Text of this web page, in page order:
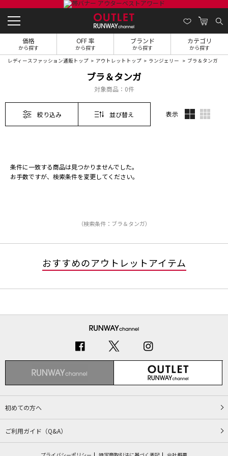
価格
から探す
OFF 率
から探す
ブランド
から探す
カテゴリ
から探す
レディースファッション通販トップ アウトレットトップ ランジェリー ブラ＆タンガ
ブラ＆タンガ
対象商品： 0件
絞り込み 並び替え 表示
条件に一致する商品は見つかりませんでした。
お手数ですが、検索条件を変更してください。
（検索条件：ブラ＆タンガ）
おすすめのアウトレットアイテム
初めての方へ
ご利用ガイド（Q&A）